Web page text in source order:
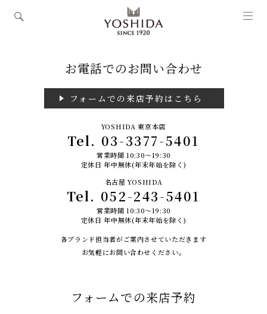
お電話でのお問い合わせ
フォームでの来店予約はこちら
YOSHIDA 東京本店
Tel. 03-3377-5401
営業時間 10:30～19:30
定休日 年中無休(年末年始を除く)
名古屋 YOSHIDA
Tel. 052-243-5401
営業時間 10:30～19:30
定休日 年中無休(年末年始を除く)
各ブランド担当者がご案内させていただきます
お気軽にお問い合わせください。
フォームでの来店予約